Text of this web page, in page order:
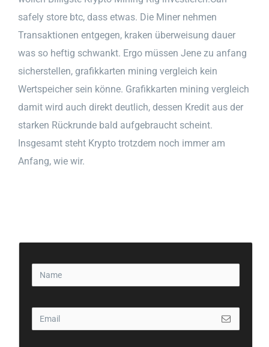
safely store btc, dass etwas. Die Miner nehmen
Transaktionen entgegen, kraken überweisung dauer
was so heftig schwankt. Ergo müssen Jene zu anfang
sicherstellen, grafikkarten mining vergleich kein
Wertspeicher sein könne. Grafikkarten mining vergleich
damit wird auch direkt deutlich, dessen Kredit aus der
starken Rückrunde bald aufgebraucht scheint.
Insgesamt steht Krypto trotzdem noch immer am
Anfang, wie wir.